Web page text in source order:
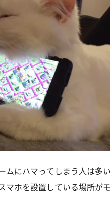
ムにハマってしまう人は多
マホを設置している場所が